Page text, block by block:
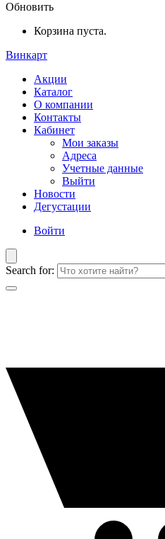
Обновить
Корзина пуста.
Винкарт
Акции
Каталог
О компании
Контакты
Кабинет
Мои заказы
Адреса
Учетные данные
Выйти
Новости
Дегустации
Войти
Search for: